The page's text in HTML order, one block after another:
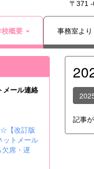
〒371
概要 事務室より
記事
ール連絡
☆【改訂版
ットメール
席・遅